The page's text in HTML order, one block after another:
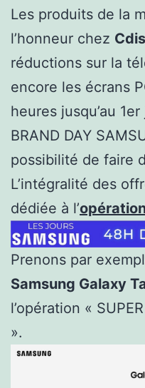
Les produits de la
l’honneur chez
réductions sur la
encore les écrans
heures jusqu’au
BRAND DAY
possibilité de faire
L’intégralité des
dédiée à l’
Prenons par
Samsung Galaxy
l’opération «
».